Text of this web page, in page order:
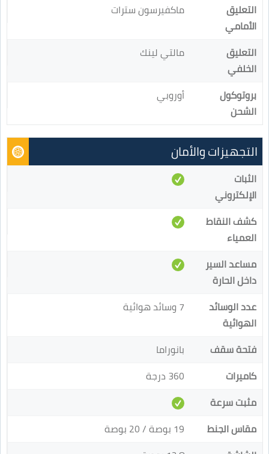
التعليق
الأمامي
ماكفيرسون سترات
التعليق
الخلفي
مالتي لينك
بروتوكول
الشحن
أوروبي
التجهيزات والأمان
الثبات
الإلكتروني
كشف النقاط
العمياء
مساعد السير
داخل الحارة
عدد الوسائد
الهوائية
7 وسائد هوائية
فتحة سقف
بانوراما
كاميرات
360 درجة
مثبت سرعة
مقاس الجنط
19 بوصة / 20 بوصة